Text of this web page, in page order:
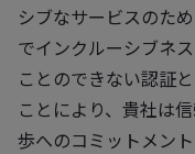
シブなサービスのた
でインクルーシブネ
ことのできない認証
ことにより、貴社は
歩へのコミットメン